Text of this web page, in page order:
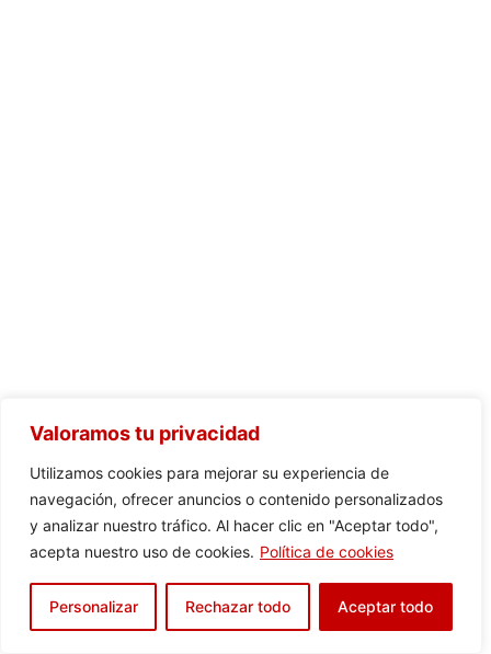
Valoramos tu privacidad
Utilizamos cookies para mejorar su experiencia de
navegación, ofrecer anuncios o contenido personalizados
y analizar nuestro tráfico. Al hacer clic en "Aceptar todo",
acepta nuestro uso de cookies. Política de cookies
Personalizar Rechazar todo Aceptar todo